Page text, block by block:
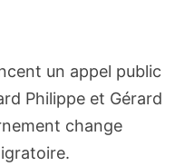
un appel public
Philippe et Gérard
change